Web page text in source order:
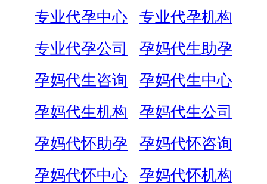
专业代孕中心
专业代孕机构
专业代孕公司
孕妈代生助孕
孕妈代生咨询
孕妈代生中心
孕妈代生机构
孕妈代生公司
孕妈代怀助孕
孕妈代怀咨询
孕妈代怀中心
孕妈代怀机构